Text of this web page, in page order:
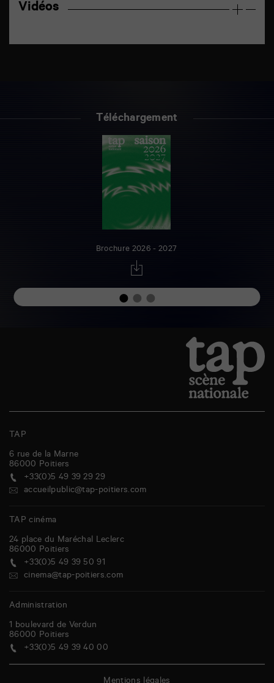
Vidéos
Téléchargement
Brochure 2026 - 2027
TAP
6 rue de la Marne
86000 Poitiers
+33(0)5 49 39 29 29
accueilpublic@tap-poitiers.com
TAP cinéma
24 place du Maréchal Leclerc
86000 Poitiers
+33(0)5 49 39 50 91
cinema@tap-poitiers.com
Administration
1 boulevard de Verdun
86000 Poitiers
+33(0)5 49 39 40 00